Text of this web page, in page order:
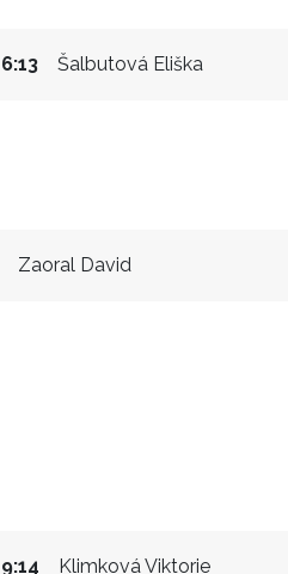
Šalbutová Eliška
6:13
Zaoral David
Klimková Viktorie
9:14